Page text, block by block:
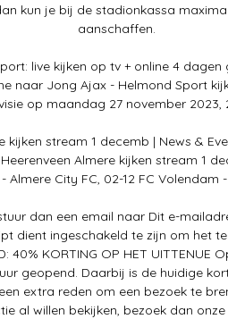
kun je bij de stadionkassa
aanschaffen.
live kijken op tv + online 4
naar Jong Ajax - Helmond Sport
op maandag 27 november 2023,
kijken stream 1 decemb | News &
Heerenveen Almere kijken stream 1
Almere City FC, 02-12 FC Volendam -
dan een email naar Dit e-
dient ingeschakeld te zijn om het te
40% KORTING OP HET
geopend. Daarbij is de huidige
extra reden om een bezoek te
al willen bekijken, bezoek dan